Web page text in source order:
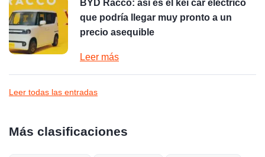
BYD Racco: así es el kei car eléctrico
que podría llegar muy pronto a un
precio asequible
Leer más
Leer todas las entradas
Más clasificaciones